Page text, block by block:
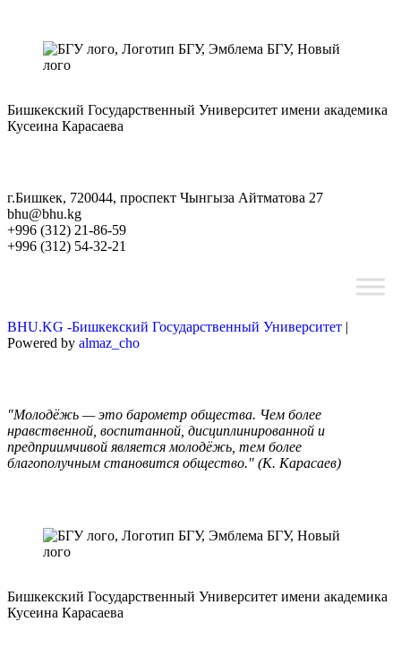
Бишкекский Государственный Университет имени академика
Кусеина Карасаева
г.Бишкек, 720044, проспект Чынгыза Айтматова 27
bhu@bhu.kg
+996 (312) 21-86-59
+996 (312) 54-32-21
BHU.KG -Бишкекский Государственный Университет |
Powered by almaz_cho
"Молодёжь — это барометр общества. Чем более
нравственной, воспитанной, дисциплинированной и
предприимчивой является молодёжь, тем более
благополучным становится общество." (К. Карасаев)
Бишкекский Государственный Университет имени академика
Кусеина Карасаева